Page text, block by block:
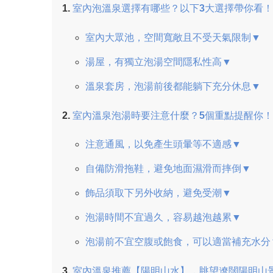
室內泡溫泉選擇有哪些？以下3大選擇帶你看！
室內大眾池，空間寬敞且不受天氣限制▼
湯屋，有獨立泡湯空間隱私性高▼
溫泉套房，泡湯前後都能躺下充分休息▼
室內溫泉泡湯時要注意什麼？5個重點提醒你
注意通風，以免產生頭暈等不適感▼
自備防滑拖鞋，避免地面濕滑而摔倒▼
飾品須取下另外收納，避免受潮▼
泡湯時間不宜過久，容易越泡越累▼
泡湯前不宜空腹或飽食，可以適當補充水
室內溫泉推薦【陽明山水】，眺望遼闊陽明山